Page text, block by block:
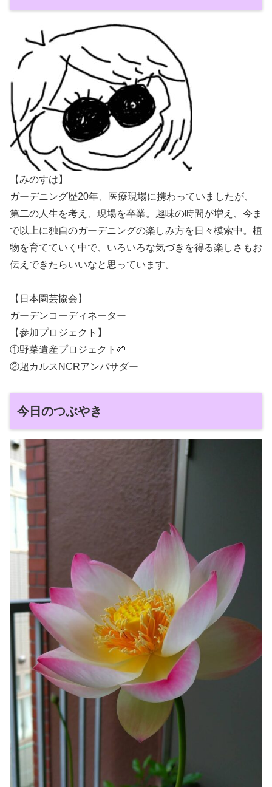
【みのすは】
ガーデニング歴20年、医療現場に携わっていましたが、
第二の人生を考え、現場を卒業。趣味の時間が増え、今ま
で以上に独自のガーデニングの楽しみ方を日々模索中。植
物を育てていく中で、いろいろな気づきを得る楽しさもお
伝えできたらいいなと思っています。
【日本園芸協会】
ガーデンコーディネーター
【参加プロジェクト】
①野菜遺産プロジェクト🌱
②超カルスNCRアンバサダー
今日のつぶやき